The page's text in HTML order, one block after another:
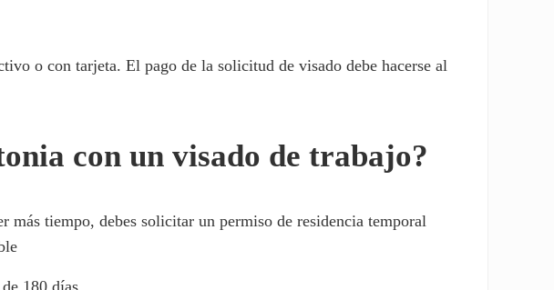
o con tarjeta. El pago de la solicitud de visado debe hacerse al
con un visado de trabajo?
más tiempo, debes solicitar un permiso de residencia temporal
180 días